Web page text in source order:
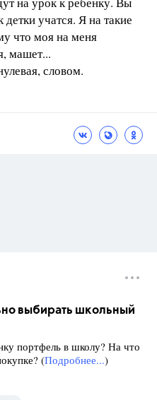
детки учатся. Я на такие
что моя на меня
машет...
словом.
выбирать школьный
портфель в школу? На что
(Подробнее...)